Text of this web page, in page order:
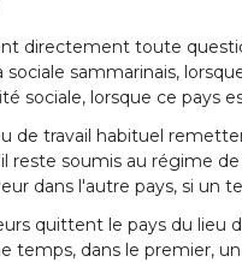
directement toute
sammarinais,
sociale, lorsque ce pays
de travail habituel
soumis au régime
dans l'autre pays, si un
quittent le pays du
temps, dans le premier,